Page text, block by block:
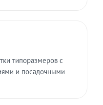
типоразмеров с
и посадочными